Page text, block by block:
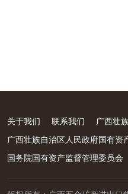
关于我们 联系我们
广西壮
广西壮族自治区人民政府国有资
国务院国有资产监督管理委员会